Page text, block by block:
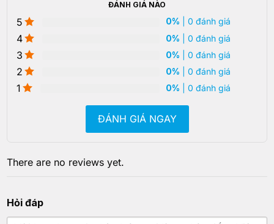
ĐÁNH GIÁ NÀO
5 0% | 0 đánh giá
4 0% | 0 đánh giá
3 0% | 0 đánh giá
2 0% | 0 đánh giá
1 0% | 0 đánh giá
ĐÁNH GIÁ NGAY
There are no reviews yet.
Hỏi đáp